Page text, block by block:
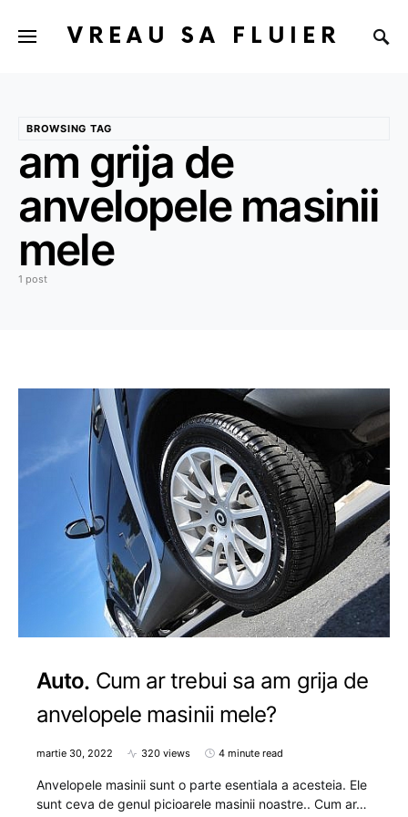
VREAU SA FLUIER
BROWSING TAG
am grija de
anvelopele masinii
mele
1 post
Auto Cum ar trebui sa am grija de
anvelopele masinii mele?
martie 30, 2022 320 views 4 minute read
Anvelopele masinii sunt o parte esentiala a acesteia. Ele
sunt ceva de genul picioarele masinii noastre.. Cum ar…